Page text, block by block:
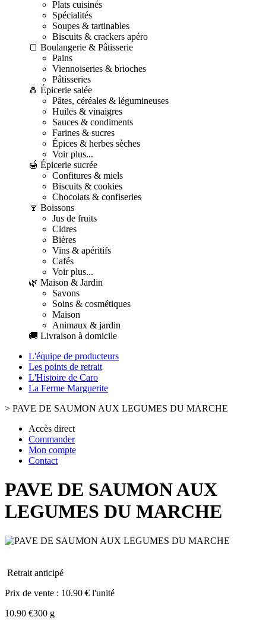
Plats cuisinés
Spécialités
Soupes & tartinables
Biscuits & crackers apéro
🍞 Boulangerie & Pâtisserie
Pains
Viennoiseries & brioches
Pâtisseries
🧂 Épicerie salée
Pâtes, céréales & légumineuses
Huiles & vinaigres
Sauces & condiments
Farines & sucres
Épices & herbes sèches
Voir plus...
🍯 Épicerie sucrée
Confitures & miels
Biscuits & cookies
Chocolats & confiseries
🍷 Boissons
Jus de fruits
Cidres
Bières
Vins & apéritifs
Cafés
Voir plus...
🌿 Maison & Jardin
Savons
Soins & cosmétiques
Maison
Animaux & jardin
🚚 Livraison à domicile
L'équipe de producteurs
Les points de retrait
L'Histoire de Caro
La Ferme Marguerite
> PAVE DE SAUMON AUX LEGUMES DU MARCHE
Accès direct
Commander
Mon compte
Contact
PAVE DE SAUMON AUX
LEGUMES DU MARCHE
Retrait anticipé
Prix de vente : 10.90 € l'unité
10.90 €300 g